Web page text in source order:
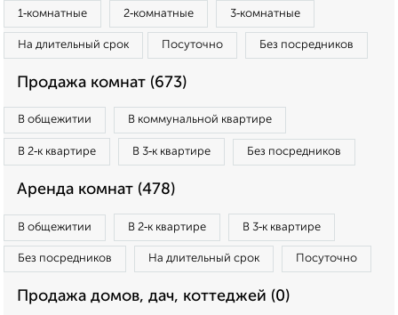
1‑комнатные 2‑комнатные 3‑комнатные
На длительный срок Посуточно Без посредников
Продажа комнат (673)
В общежитии В коммунальной квартире
В 2‑к квартире В 3‑к квартире Без посредников
Аренда комнат (478)
В общежитии В 2‑к квартире В 3‑к квартире
Без посредников На длительный срок Посуточно
Продажа домов, дач, коттеджей (0)